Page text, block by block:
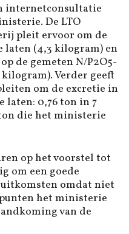
internetconsultatie
De LTO
pleit ervoor om de
(4,3 kilogram) en
de gemeten N/P2O5-
Verder geeft
om de excretie in
laten: 0,76 ton in 7
die het ministerie
op het voorstel tot
om een goede
uitkomsten omdat niet
het ministerie
van de